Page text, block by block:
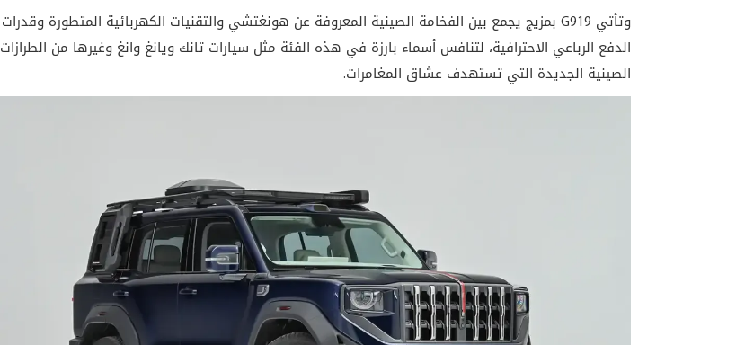
وتأتي G919 بمزيج يجمع بين الفخامة الصينية المعروفة عن هونغتشي والتقنيات الكهربائية المتطورة وقدرات
الدفع الرباعي الاحترافية، لتنافس أسماء بارزة في هذه الفئة مثل سيارات تانك ويانغ وانغ وغيرها من الطرازات
الصينية الجديدة التي تستهدف عشاق المغامرات.